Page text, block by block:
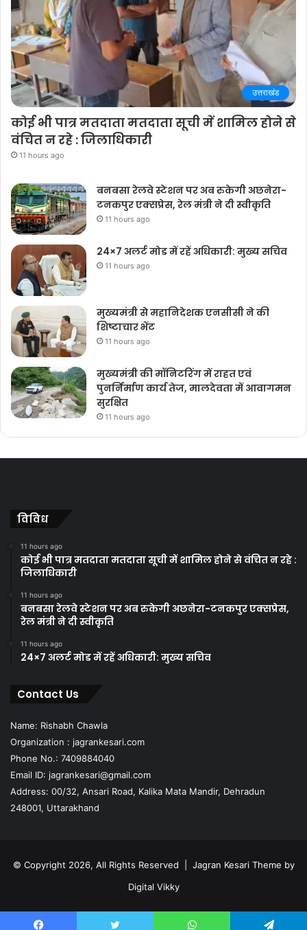
उत्तराखंड
कोई भी पात्र मतदाता मतदाता सूची में शामिल होने से
वंचित न रहे : जिलाधिकारी
11 hours ago
बनबसा रेलवे स्टेशन पर अब रुकेगी अछनेरा-
टनकपुर एक्सप्रेस, रेल मंत्री ने दी स्वीकृति
11 hours ago
24×7 अलर्ट मोड में रहें अधिकारी: मुख्य सचिव
11 hours ago
मुख्यमंत्री से महानिदेशक एनसीसी ने की
शिष्टाचार भेंट
11 hours ago
मुख्यमंत्री की मॉनिटरिंग में राहत एवं
पुनर्निर्माण कार्य तेज, मालदेवता में आवागमन
सुरक्षित
11 hours ago
विविध
11 hours ago
कोई भी पात्र मतदाता मतदाता सूची में शामिल होने से वंचित न रहे :
जिलाधिकारी
11 hours ago
बनबसा रेलवे स्टेशन पर अब रुकेगी अछनेरा-टनकपुर एक्सप्रेस,
रेल मंत्री ने दी स्वीकृति
11 hours ago
24×7 अलर्ट मोड में रहें अधिकारी: मुख्य सचिव
Contact Us
Name: Rishabh Chawla
Organization : jagrankesari.com
Phone No.: 7409884040
Email ID: jagrankesari@gmail.com
Address: 00/32, Ansari Road, Kalika Mata Mandir, Dehradun
248001, Uttarakhand
© Copyright 2026, All Rights Reserved | Jagran Kesari Theme by
Digital Vikky